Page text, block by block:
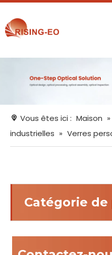
Vous êtes ici : Maison »
industrielles » Verres
Catégorie